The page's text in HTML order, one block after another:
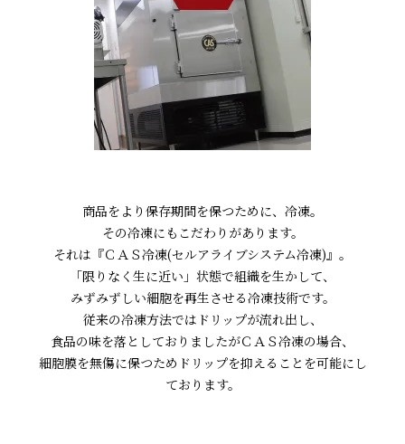
商品をより保存期間を保つために、冷凍。
その冷凍にもこだわりがあります。
それは『ＣＡＳ冷凍(セルアライブシステム冷凍)』。
「限りなく生に近い」状態で組織を生かして、
みずみずしい細胞を再生させる冷凍技術です。
従来の冷凍方法ではドリップが流れ出し、
食品の味を落としておりましたがＣＡＳ冷凍の場合、
細胞膜を無傷に保つためドリップを抑えることを可能にし
ております。